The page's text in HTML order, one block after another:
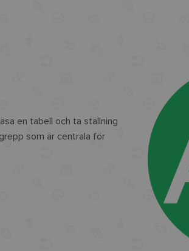
en tabell och ta ställning
som är centrala för